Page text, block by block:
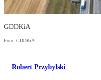
GDDKiA
Foto: GDDKiA
Robert Przybylski